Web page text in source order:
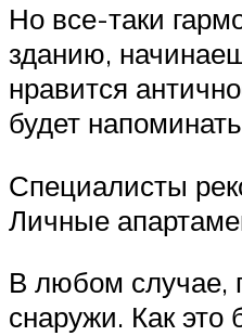
Но все-таки
зданию,
нравится
будет
Специалисты
Личные
В любом случае,
снаружи. Как это